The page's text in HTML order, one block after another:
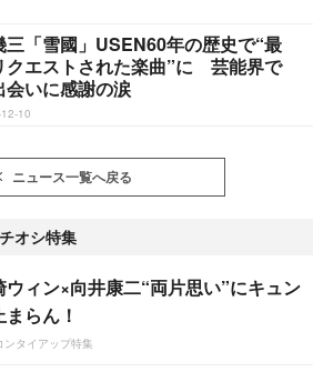
三「雪國」USEN60年の歴史で“最
クエストされた楽曲”に 芸能界で
会いに感謝の涙
10
ニュース一覧へ戻る
オシ特集
ウィン×向井康二“両片思い”にキュン
らん！
ンタイアップ特集